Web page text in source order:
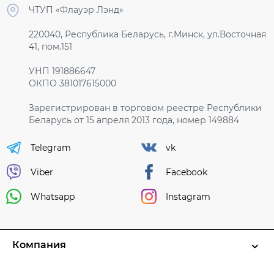
ЧТУП «Флауэр Лэнд»
220040, Республика Беларусь, г.Минск, ул.Восточная
41, пом.151
УНП 191886647
ОКПО 381017615000
Зарегистрирован в торговом реестре Республики
Беларусь от 15 апреля 2013 года, номер 149884
Telegram
Viber
Whatsapp
vk
Facebook
Instagram
Компания